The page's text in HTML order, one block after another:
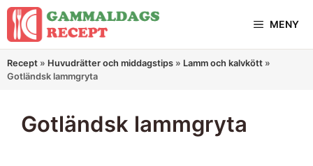
Hoppa
innehåll
MENY
Recept » Huvudrätter och middagstips » Lamm och kalvkött »
Gotländsk lammgryta
Gotländsk lammgryta